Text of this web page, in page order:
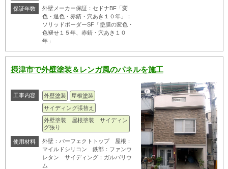
保証年数
外壁メーカー保証：セドナBF「変
色・退色・赤錆・穴あき１０年」：
ソリッドボーダーSF「塗膜の変色・
色褪せ１５年、赤錆・穴あき１０
年」
摂津市で外壁塗装＆レンガ風のパネルを施工
工事内容 外壁塗装
屋根塗装
サイディング張替え
外壁塗装 屋根塗装 サイディン
グ張り
使用材料
外壁：パーフェクトトップ 屋根：
マイルドシリコン 鉄部：ファンウ
レタン サイディング：ガルバリウ
ム